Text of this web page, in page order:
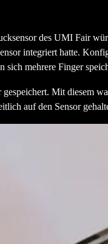
des UMI Fair
integriert hatte.
sich mehrere Finger
Mit diesem
auf den Sensor